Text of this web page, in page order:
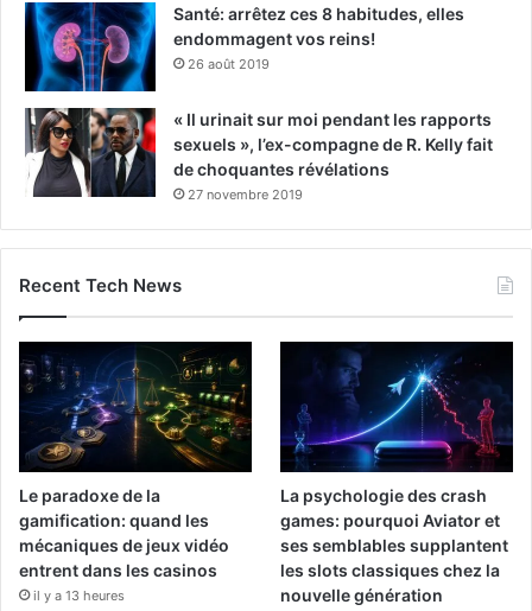
Santé: arrêtez ces 8 habitudes, elles
endommagent vos reins!
26 août 2019
« Il urinait sur moi pendant les rapports
sexuels », l’ex-compagne de R. Kelly fait
de choquantes révélations
27 novembre 2019
Recent Tech News
Le paradoxe de la
gamification: quand les
mécaniques de jeux vidéo
entrent dans les casinos
il y a 13 heures
La psychologie des crash
games: pourquoi Aviator et
ses semblables supplantent
les slots classiques chez la
nouvelle génération